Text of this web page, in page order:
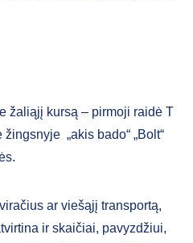
žaliąjį kursą – pirmoji raidė T
„akis bado“ „Bolt“
ar viešąjį transportą,
ir skaičiai, pavyzdžiui,